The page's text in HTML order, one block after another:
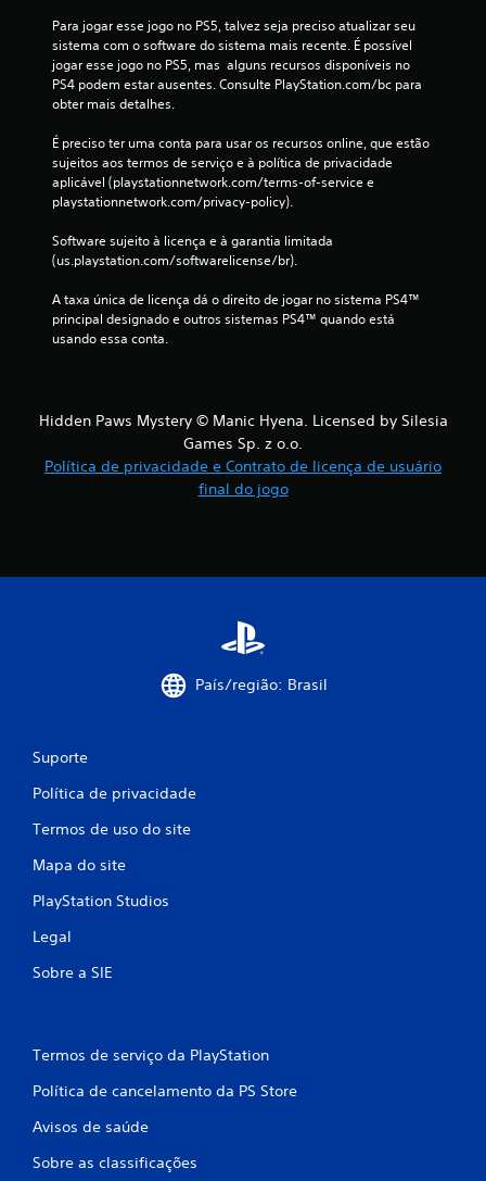
i
f
i
c
e
Para jogar esse jogo no PS5, talvez seja preciso atualizar seu
sistema com o software do sistema mais recente. É possível
jogar esse jogo no PS5, mas  alguns recursos disponíveis no
PS4 podem estar ausentes. Consulte PlayStation.com/bc para
obter mais detalhes.
É preciso ter uma conta para usar os recursos online, que estão
sujeitos aos termos de serviço e à política de privacidade
aplicável (playstationnetwork.com/terms-of-service e
playstationnetwork.com/privacy-policy).
Software sujeito à licença e à garantia limitada
(us.playstation.com/softwarelicense/br).
A taxa única de licença dá o direito de jogar no sistema PS4™
principal designado e outros sistemas PS4™ quando está
usando essa conta.
Hidden Paws Mystery © Manic Hyena. Licensed by Silesia
Games Sp. z o.o.
Política de privacidade e Contrato de licença de usuário
final do jogo
País/região: Brasil
Suporte
Política de privacidade
Termos de uso do site
Mapa do site
PlayStation Studios
Legal
Sobre a SIE
Termos de serviço da PlayStation
Política de cancelamento da PS Store
Avisos de saúde
Sobre as classificações